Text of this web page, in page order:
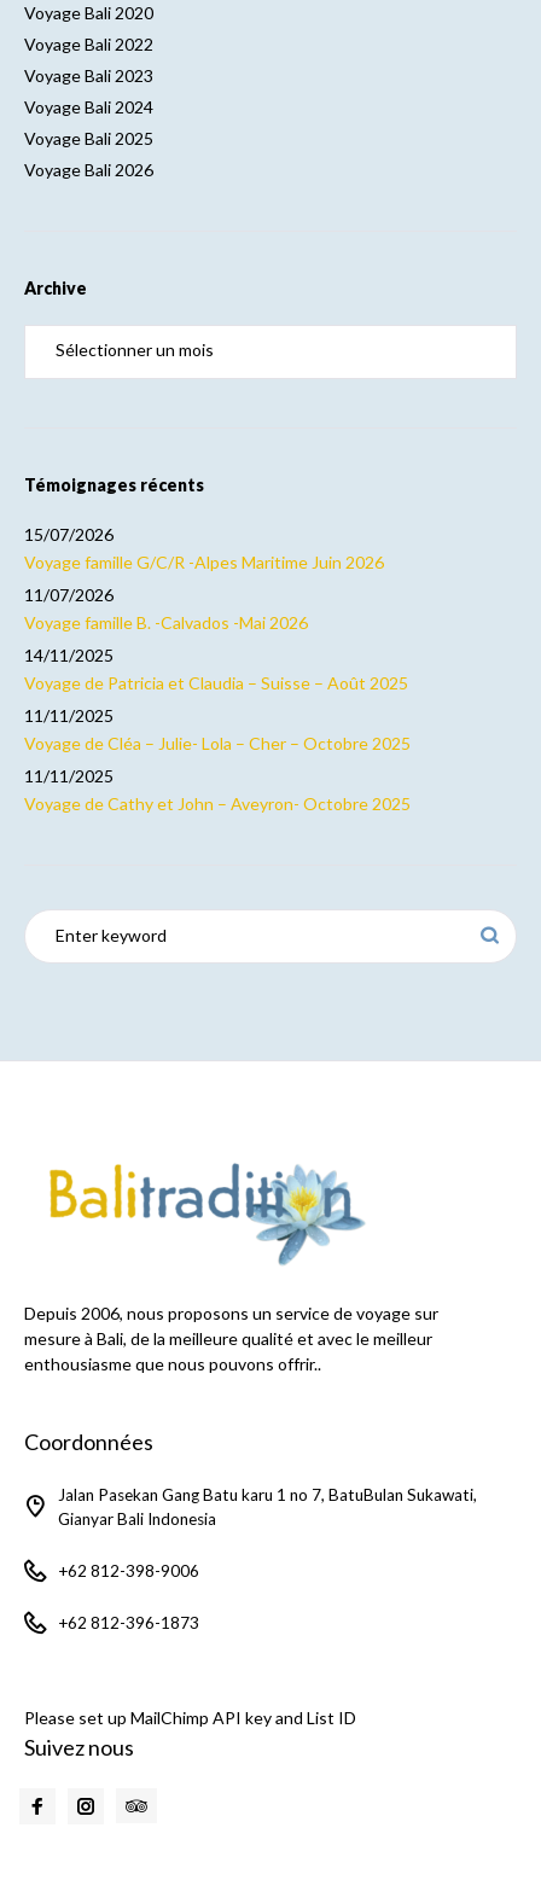
Voyage Bali 2020
Voyage Bali 2022
Voyage Bali 2023
Voyage Bali 2024
Voyage Bali 2025
Voyage Bali 2026
Archive
Témoignages récents
Voyage famille G/C/R -Alpes Maritime Juin 2026
15/07/2026
Voyage famille B. -Calvados -Mai 2026
11/07/2026
Voyage de Patricia et Claudia – Suisse – Août 2025
14/11/2025
Voyage de Cléa – Julie- Lola – Cher – Octobre 2025
11/11/2025
Voyage de Cathy et John – Aveyron- Octobre 2025
11/11/2025
Depuis 2006, nous proposons un service de voyage sur
mesure à Bali, de la meilleure qualité et avec le meilleur
enthousiasme que nous pouvons offrir..
Coordonnées
Jalan Pasekan Gang Batu karu 1 no 7, BatuBulan Sukawati,
Gianyar Bali Indonesia
+62 812-398-9006
+62 812-396-1873
Please set up MailChimp API key and List ID
Suivez nous